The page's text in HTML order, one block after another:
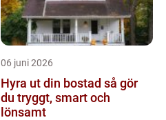
06 juni 2026
Hyra ut din bostad så gör
du tryggt, smart och
lönsamt